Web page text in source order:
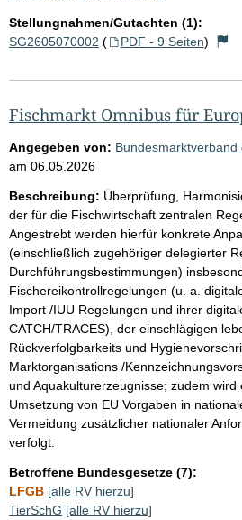
Stellungnahmen/Gutachten (1):
SG2605070002 ( PDF - 9 Seiten)
Fischmarkt Omnibus für
Angegeben von: Bundesmarktverband
am 06.05.2026
Beschreibung: Überprüfung,
der für die Fischwirtschaft zentralen
Angestrebt werden hierfür konkrete
(einschließlich zugehöriger delegierter
Durchführungsbestimmungen)
Fischereikontrollregelungen (u. a.
Import /IUU Regelungen und ihrer
CATCH/TRACES), der einschlägigen
Rückverfolgbarkeits und
Marktorganisations /
und Aquakulturerzeugnisse; zudem wird
Umsetzung von EU Vorgaben in
Vermeidung zusätzlicher nationaler
verfolgt.
Betroffene Bundesgesetze (7):
LFGB [alle RV hierzu]
TierSchG [alle RV hierzu]